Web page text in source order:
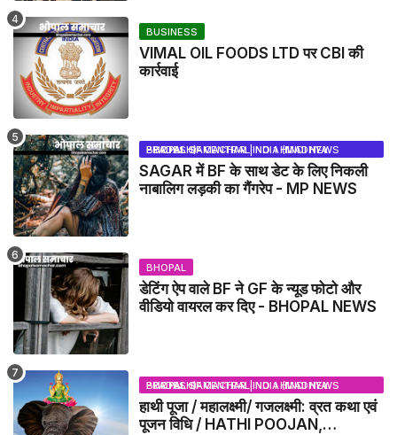
BUSINESS
VIMAL OIL FOODS LTD पर CBI की
कार्रवाई
BHOPAL SAMACHAR | NO 1 HINDI NEWS PORTAL OF CENTRAL INDIA (MADHYA PRADESH)
SAGAR में BF के साथ डेट के लिए निकली
नाबालिग लड़की का गैंगरेप - MP NEWS
BHOPAL
डेटिंग ऐप वाले BF ने GF के न्यूड फोटो और
वीडियो वायरल कर दिए - BHOPAL NEWS
BHOPAL SAMACHAR | NO 1 HINDI NEWS PORTAL OF CENTRAL INDIA (MADHYA PRADESH)
हाथी पूजा / महालक्ष्मी/ गजलक्ष्मी: व्रत कथा एवं
पूजन विधि / HATHI POOJAN,